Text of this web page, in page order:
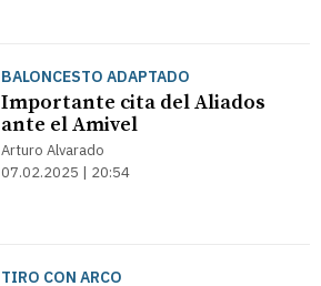
BALONCESTO ADAPTADO
Importante cita del Aliados
ante el Amivel
Arturo Alvarado
07.02.2025 | 20:54
TIRO CON ARCO